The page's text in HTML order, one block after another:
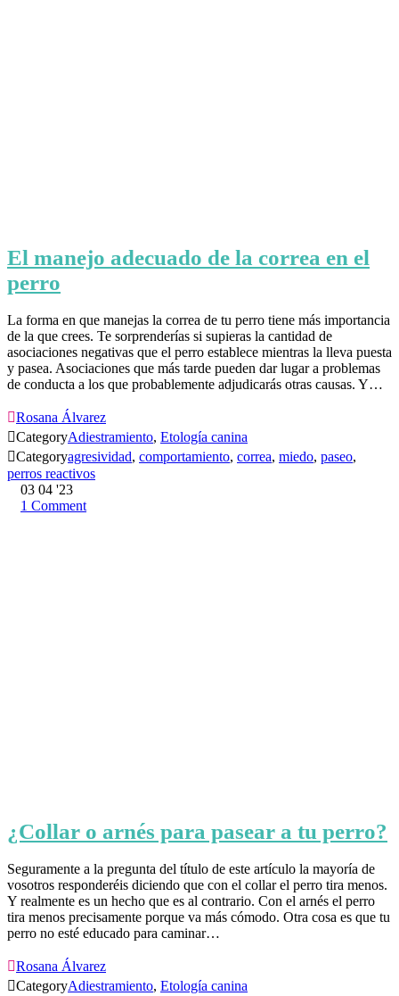
El manejo adecuado de la correa en el
perro
La forma en que manejas la correa de tu perro tiene más importancia
de la que crees. Te sorprenderías si supieras la cantidad de
asociaciones negativas que el perro establece mientras la lleva puesta
y pasea. Asociaciones que más tarde pueden dar lugar a problemas
de conducta a los que probablemente adjudicarás otras causas. Y…
Rosana Álvarez
CategoryAdiestramiento, Etología canina
Categoryagresividad, comportamiento, correa, miedo, paseo,
perros reactivos
03 04 '23
1 Comment
¿Collar o arnés para pasear a tu perro?
Seguramente a la pregunta del título de este artículo la mayoría de
vosotros responderéis diciendo que con el collar el perro tira menos.
Y realmente es un hecho que es al contrario. Con el arnés el perro
tira menos precisamente porque va más cómodo. Otra cosa es que tu
perro no esté educado para caminar…
Rosana Álvarez
CategoryAdiestramiento, Etología canina